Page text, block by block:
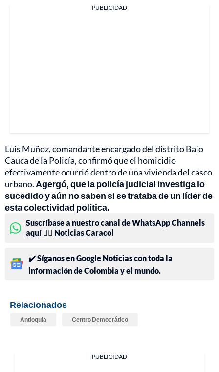
PUBLICIDAD
Luis Muñoz, comandante encargado del distrito Bajo
Cauca de la Policía, confirmó que el homicidio
efectivamente ocurrió dentro de una vivienda del casco
urbano. Agergó, que la policía judicial investiga lo
sucedido y aún no saben si se trataba de un líder de
esta colectividad política.
Suscríbase a nuestro canal de WhatsApp Channels
aquí 👉🏻 Noticias Caracol
✔️ Síganos en Google Noticias con toda la
información de Colombia y el mundo.
Relacionados
Antioquia Centro Democrático
PUBLICIDAD